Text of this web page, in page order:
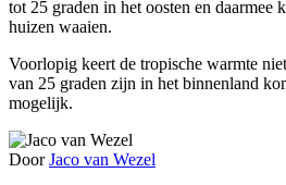
tot 25 graden in het oosten en daarmee
huizen waaien.
Voorlopig keert de tropische warmte
van 25 graden zijn in het binnenland
mogelijk.
DoorJaco van Wezel